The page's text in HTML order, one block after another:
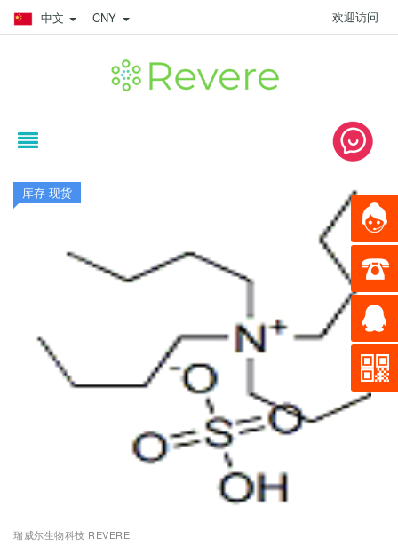
中文 CNY 欢迎访问
库存-现货
瑞威尔生物科技 REVERE